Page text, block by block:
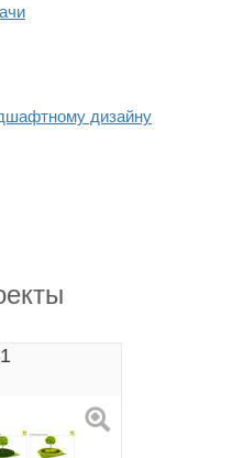
дизайну